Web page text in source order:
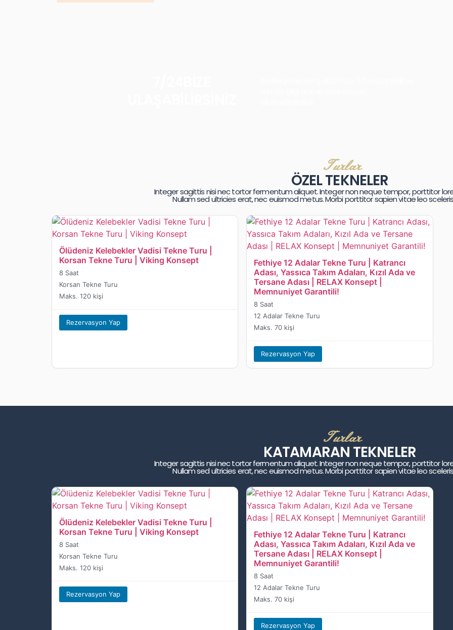
Turlar
ÖZEL TEKNELER
Integer sagittis nisi nec tortor fermentum aliquet. Integer non neque tempor, porttitor
Nullam sed ultricies erat, nec euismod metus. Morbi porttitor sapien vitae leo
Ölüdeniz Kelebekler Vadisi Tekne Turu |
Korsan Tekne Turu | Viking Konsept
8 Saat
Korsan Tekne Turu
Maks. 120 kişi
Rezervasyon Yap
Fethiye 12 Adalar Tekne Turu | Katrancı
Adası, Yassıca Takım Adaları, Kızıl Ada ve
Tersane Adası | RELAX Konsept |
Memnuniyet Garantili!
8 Saat
12 Adalar Tekne Turu
Maks. 70 kişi
Rezervasyon Yap
Turlar
KATAMARAN TEKNELER
Integer sagittis nisi nec tortor fermentum aliquet. Integer non neque tempor, porttitor
Nullam sed ultricies erat, nec euismod metus. Morbi porttitor sapien vitae leo
Ölüdeniz Kelebekler Vadisi Tekne Turu |
Korsan Tekne Turu | Viking Konsept
8 Saat
Korsan Tekne Turu
Maks. 120 kişi
Rezervasyon Yap
Fethiye 12 Adalar Tekne Turu | Katrancı
Adası, Yassıca Takım Adaları, Kızıl Ada ve
Tersane Adası | RELAX Konsept |
Memnuniyet Garantili!
8 Saat
12 Adalar Tekne Turu
Maks. 70 kişi
Rezervasyon Yap